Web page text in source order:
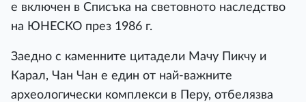
е включен в Списъка на световното наследство
на ЮНЕСКО през 1986 г.
Заедно с каменните цитадели Мачу Пикчу и
Карал, Чан Чан е един от най-важните
археологически комплекси в Перу, отбелязва